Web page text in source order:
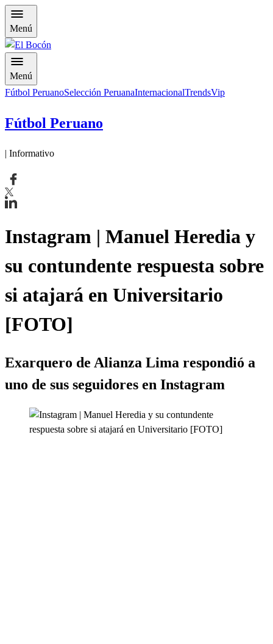
Menú
Menú
Fútbol PeruanoSelección PeruanaInternacionalTrendsVip
Fútbol Peruano
| Informativo
Instagram | Manuel Heredia y
su contundente respuesta sobre
si atajará en Universitario
[FOTO]
Exarquero de Alianza Lima respondió a
uno de sus seguidores en Instagram